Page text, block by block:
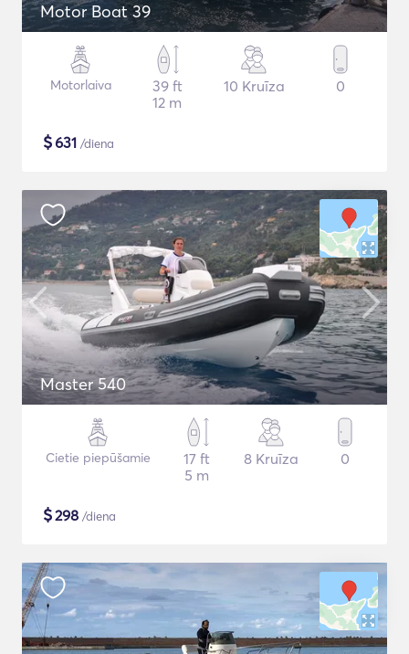
Motor Boat 39
Motorlaiva
39 ft
12 m
10 Kruīza 0
$631 /diena
Master 540
Cietie piepūšamie
17 ft
5 m
8 Kruīza 0
$298 /diena